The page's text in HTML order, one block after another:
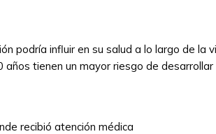
podría influir en su salud a lo largo de la
tienen un mayor riesgo de